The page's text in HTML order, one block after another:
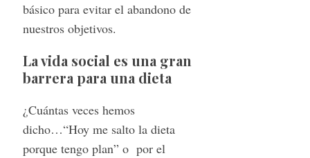
básico para evitar el abandono de
nuestros objetivos.
La vida social es una gran
barrera para una dieta
¿Cuántas veces hemos
dicho…“Hoy me salto la dieta
porque tengo plan” o por el